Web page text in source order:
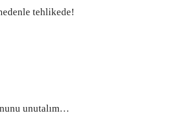
tehlikede!
unutalım…